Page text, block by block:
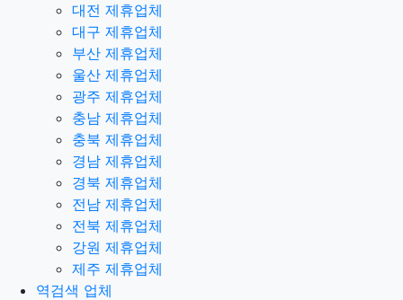
대전 제휴업체
대구 제휴업체
부산 제휴업체
울산 제휴업체
광주 제휴업체
충남 제휴업체
충북 제휴업체
경남 제휴업체
경북 제휴업체
전남 제휴업체
전북 제휴업체
강원 제휴업체
제주 제휴업체
역검색 업체